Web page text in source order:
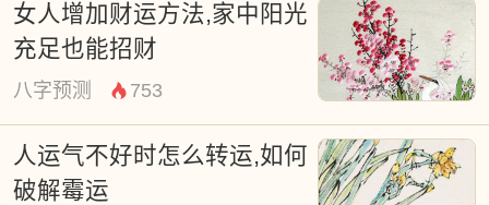
女人增加财运方法,家中阳光
充足也能招财
八字预测 753
人运气不好时怎么转运,如何
破解霉运